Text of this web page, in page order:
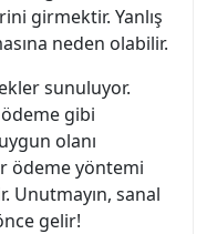
girmektir. Yanlış
neden olabilir.
sunuluyor.
ödeme gibi
olanı
ödeme yöntemi
Unutmayın, sanal
gelir!